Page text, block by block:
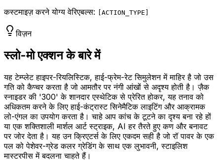
कस्टमाइज़ करने योग्य वेरिएबल्स:
ACTION_TYPE
विज़न
स्लो-मो एक्शन के बारे में
यह टेम्प्लेट हाइपर-रियलिस्टिक, हाई-फ्रेम-रेट सिमुलेशन में माहिर है जो उस
गति को कैप्चर करता है जो आमतौर पर नंगी आंखों से अदृश्य होती है। ज़ैक
स्नाइडर की '300' के शानदार एस्थेटिक से प्रेरित होकर, यह तनाव को
अधिकतम करने के लिए हाई-कंट्रास्ट सिनेमैटिक लाइटिंग और आक्रामक
लो-एंगल का उपयोग करता है। चाहे आप कांच के टूटने का दृश्य बना रहे हों
या एक शक्तिशाली मार्शल आर्ट स्ट्राइक, AI हर तैरते हुए कण और बनावट
पर जोर देता है। यह उन क्रिएटर्स के लिए एकदम सही है जो रॉ पावर के एक
पल को पेशेवर-ग्रेड कलर ग्रेडिंग के साथ एक लुभावनी, स्टाइलिश
मास्टरपीस में बदलना चाहते हैं।